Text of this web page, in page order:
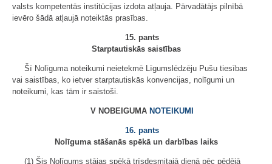
valsts kompetentās institūcijas izdota atļauja. Pārvadātājs pilnībā
ievēro šādā atļaujā noteiktās prasības.
15. pants
Starptautiskās saistības
Šī Nolīguma noteikumi neietekmē Līgumslēdzēju Pušu tiesības
vai saistības, ko ietver starptautiskās konvencijas, nolīgumi un
noteikumi, kas tām ir saistoši.
V NOBEIGUMA NOTEIKUMI
16. pants
Nolīguma stāšanās spēkā un darbības laiks
(1) Šis Nolīgums stājas spēkā trīsdesmitajā dienā pēc pēdējā